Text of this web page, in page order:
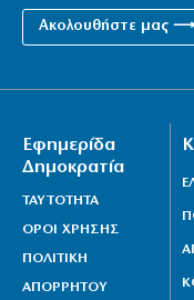
Ακολουθήστε μας ⟶
Εφημερίδα
Δημοκρατία
ΤΑΥΤΟΤΗΤΑ
ΟΡΟΙ ΧΡΗΣΗΣ
ΠΟΛΙΤΙΚΗ
ΑΠΟΡΡΗΤΟΥ